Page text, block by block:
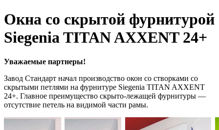
Окна со скрытой фурнитурой
Siegenia TITAN AXXENT 24+
Уважаемые партнеры!
Завод Стандарт начал производство окон со створками со
скрытыми петлями на фурнитуре Siegenia TITAN AXXENT
24+. Главное преимущество скрыто-лежащей фурнитуры —
отсутствие петель на видимой части рамы.